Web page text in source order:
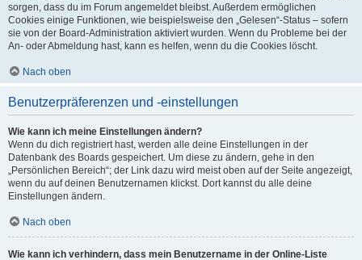
sorgen, dass du im Forum angemeldet bleibst. Außerdem ermöglichen
Cookies einige Funktionen, wie beispielsweise den „Gelesen“-Status – sofern
sie von der Board-Administration aktiviert wurden. Wenn du Probleme bei der
An- oder Abmeldung hast, kann es helfen, wenn du die Cookies löscht.
Nach oben
Benutzerpräferenzen und -einstellungen
Wie kann ich meine Einstellungen ändern?
Wenn du dich registriert hast, werden alle deine Einstellungen in der
Datenbank des Boards gespeichert. Um diese zu ändern, gehe in den
„Persönlichen Bereich“; der Link dazu wird meist oben auf der Seite angezeigt,
wenn du auf deinen Benutzernamen klickst. Dort kannst du alle deine
Einstellungen ändern.
Nach oben
Wie kann ich verhindern, dass mein Benutzername in der Online-Liste